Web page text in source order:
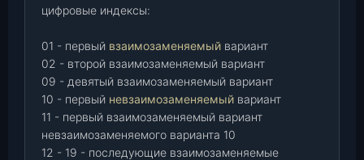
цифровые индексы:
01 - первый взаимозаменяемый вариант
02 - второй взаимозаменяемый вариант
09 - девятый взаимозаменяемый вариант
10 - первый невзаимозаменяемый вариант
11 - первый взаимозаменяемый вариант
невзаимозаменяемого варианта 10
12 - 19 - последующие взаимозаменяемые